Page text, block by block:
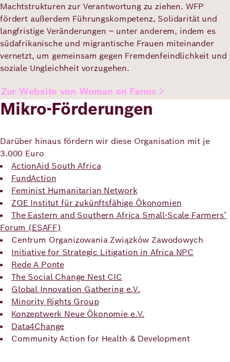
Machtstrukturen zur Verantwortung zu ziehen. WFP
fördert außerdem Führungskompetenz, Solidarität und
langfristige Veränderungen – unter anderem, indem es
südafrikanische und migrantische Frauen miteinander
vernetzt, um gemeinsam gegen Fremdenfeindlichkeit und
soziale Ungleichheit vorzugehen.
Zur Website von Woman on Farms
Mikro-Förderungen
Darüber hinaus fördern wir diese Organisation mit je
3.000 Euro
ActionAid South Africa
FundAction
Feminist Humanitarian Network
ZOE Institut für zukünftsfähige Ökonomien
The Eastern and Southern Africa Small-Scale Farmers’
Forum (ESAFF)
Centrum Organizowania Związków Zawodowych
Initiative for Strategic Litigation in Africa NPC
Rede A Ponte
The Social Change Nest CIC
Global Innovation Gathering e.V.
Minority Rights Group
Konzeptwerk Neue Ökonomie e.V.
Data4Change
Community Action for Health & Development